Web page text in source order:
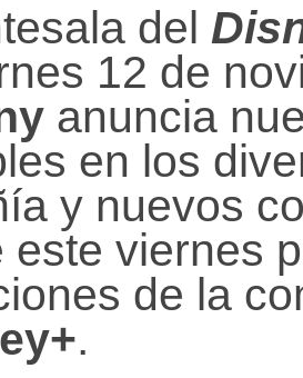
del
12 de
anuncia
en los
y nuevos
este viernes
de la
.